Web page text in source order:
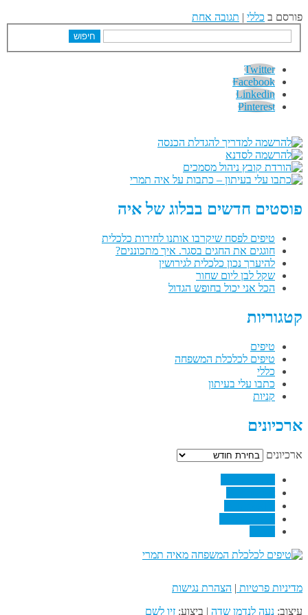
פורסם ב כללי | תגובה אחת
חיפוש
Twitter
Facebook
Linkedin
Pinterest
פוסטים חדשים בבלוג של איה
טיפים לפסח שיקרבו אותנו לחירות כלכלית
חוגגים את החגים בסגר. איך מתכוננים?
להיערך נכון כלכלית לגירושין
שקל לבן ליום שחור
הכל אני יכול בחופש הגדול
קטגוריות
טיפים
טיפים לכלכלת המשפחה
כללי
כתבו עלי בעיתון
קניות
ארכיונים
ארכיונים
מדיניות פרטיות | הצהרת נגישות
עיצוב: נעה לנדמן שדה | ביצוע: זיו לשם